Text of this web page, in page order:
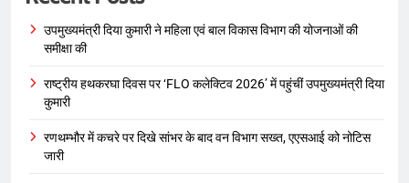
उपमुख्यमंत्री दिया कुमारी ने महिला एवं बाल विकास विभाग की योजनाओं की
समीक्षा की
राष्ट्रीय हथकरघा दिवस पर ‘FLO कलेक्टिव 2026’ में पहुंचीं उपमुख्यमंत्री दिया
कुमारी
रणथम्भौर में कचरे पर दिखे सांभर के बाद वन विभाग सख्त, एएसआई को नोटिस
जारी